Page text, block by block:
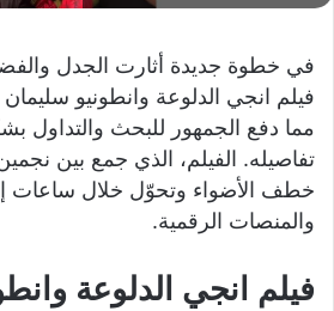
في خطوة جديدة أثارت الجدل
فيلم انجي الدلوعة وانطونيو سليمان
مما دفع الجمهور للبحث والتداول
تفاصيله. الفيلم، الذي جمع بين
خطف الأضواء وتحوّل خلال ساعات
والمنصات الرقمية.
فيلم انجي الدلوعة